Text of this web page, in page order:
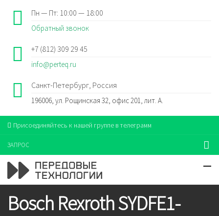
Пн — Пт: 10:00 — 18:00
Обратный звонок
+7 (812) 309 29 45
info@perteq.ru
Санкт-Петербург, Россия
196006, ул. Рощинская 32, офис 201, лит. А.
Присоединяйтесь к нашей группе в телеграмм
ЗАПРОС
Bosch Rexroth SYDFE1-